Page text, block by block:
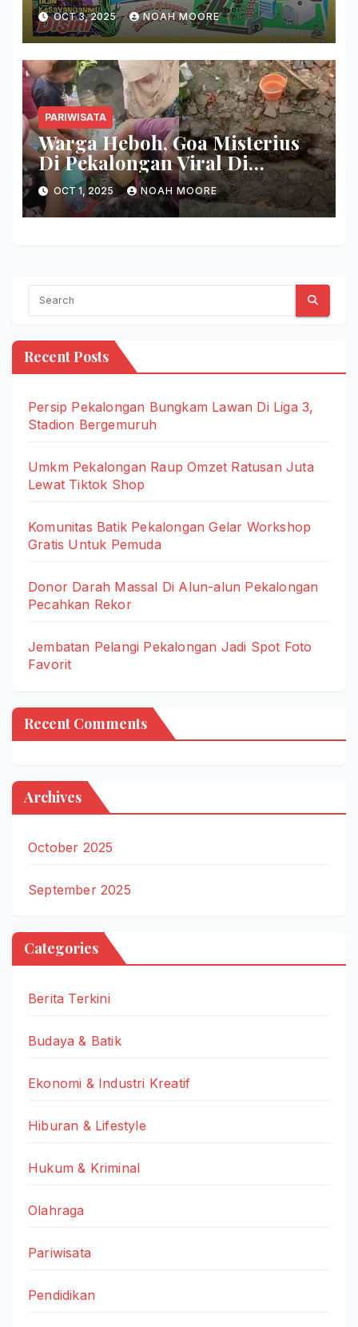
Nasional
OCT 3, 2025 NOAH MOORE
PARIWISATA
Warga Heboh, Goa Misterius
Di Pekalongan Viral Di
Medsos
OCT 1, 2025 NOAH MOORE
Recent Posts
Persip Pekalongan Bungkam Lawan Di Liga 3,
Stadion Bergemuruh
Umkm Pekalongan Raup Omzet Ratusan Juta
Lewat Tiktok Shop
Komunitas Batik Pekalongan Gelar Workshop
Gratis Untuk Pemuda
Donor Darah Massal Di Alun-alun Pekalongan
Pecahkan Rekor
Jembatan Pelangi Pekalongan Jadi Spot Foto
Favorit
Recent Comments
Archives
October 2025
September 2025
Categories
Berita Terkini
Budaya & Batik
Ekonomi & Industri Kreatif
Hiburan & Lifestyle
Hukum & Kriminal
Olahraga
Pariwisata
Pendidikan